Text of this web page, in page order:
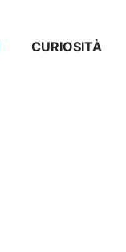
CURIOSITÀ